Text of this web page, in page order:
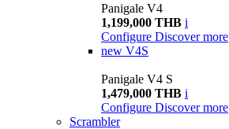
Panigale V4
1,199,000 THB i
Configure Discover more
new V4S
Panigale V4 S
1,479,000 THB i
Configure Discover more
Scrambler